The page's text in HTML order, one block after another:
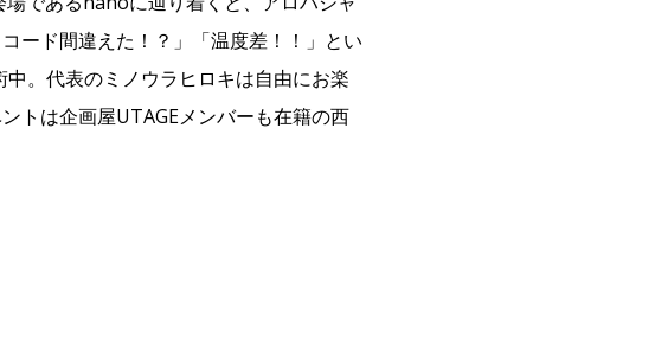
ード間違えた！？」「温度差！！」とい
。代表のミノウラヒロキは自由にお楽
トは企画屋UTAGEメンバーも在籍の西